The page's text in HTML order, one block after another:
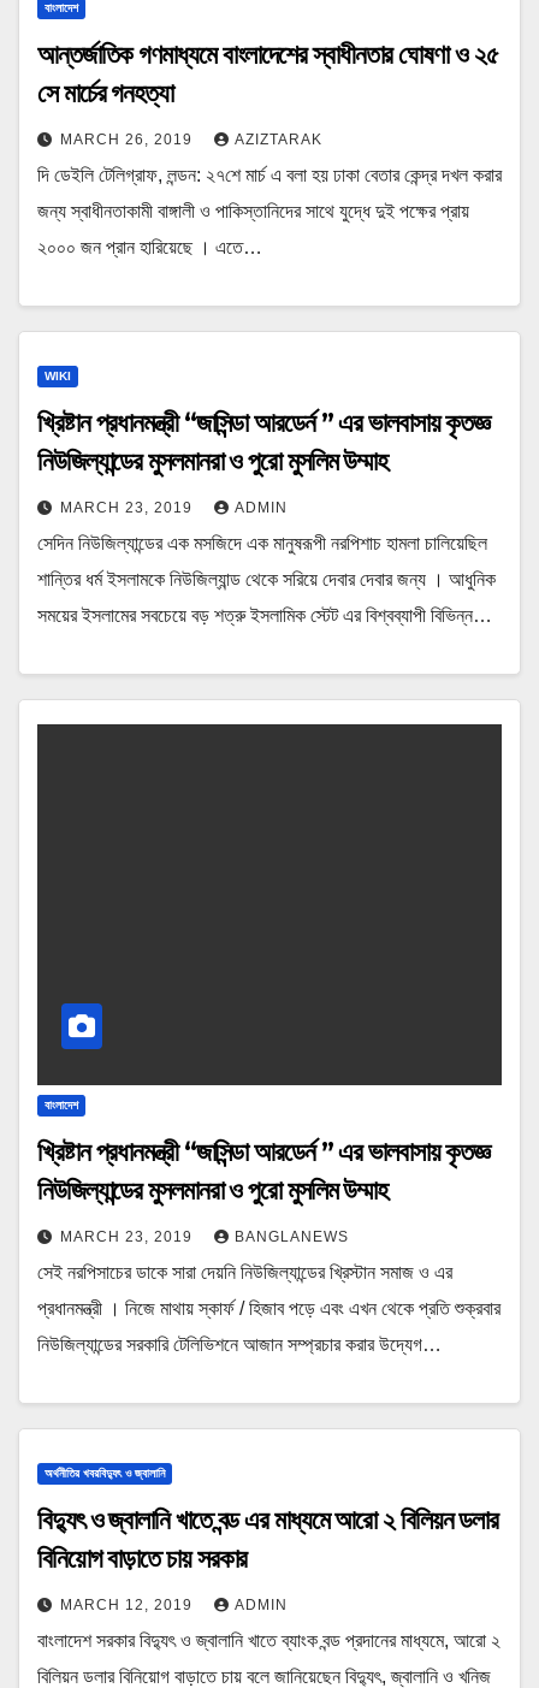
বাংলাদেশ
আন্তর্জাতিক গণমাধ্যমে বাংলাদেশের স্বাধীনতার ঘোষণা ও ২৫
সে মার্চের গনহত্যা
MARCH 26, 2019 AZIZTARAK
দি ডেইলি টেলিগ্রাফ, লন্ডন: ২৭শে মার্চ এ বলা হয় ঢাকা বেতার কেন্দ্র দখল করার
জন্য স্বাধীনতাকামী বাঙ্গালী ও পাকিস্তানিদের সাথে যুদ্ধে দুই পক্ষের প্রায়
২০০০ জন প্রান হারিয়েছে । এতে…
WIKI
খ্রিষ্টান প্রধানমন্ত্রী “জাসিন্ডা আরডের্ন ” এর ভালবাসায় কৃতজ্ঞ
নিউজিল্যান্ডের মুসলমানরা ও পুরো মুসলিম উম্মাহ
MARCH 23, 2019 ADMIN
সেদিন নিউজিল্যান্ডের এক মসজিদে এক মানুষরূপী নরপিশাচ হামলা চালিয়েছিল
শান্তির ধর্ম ইসলামকে নিউজিল্যান্ড থেকে সরিয়ে দেবার দেবার জন্য । আধুনিক
সময়ের ইসলামের সবচেয়ে বড় শত্রু ইসলামিক স্টেট এর বিশ্বব্যাপী বিভিন্ন…
বাংলাদেশ
খ্রিষ্টান প্রধানমন্ত্রী “জাসিন্ডা আরডের্ন ” এর ভালবাসায় কৃতজ্ঞ
নিউজিল্যান্ডের মুসলমানরা ও পুরো মুসলিম উম্মাহ
MARCH 23, 2019 BANGLANEWS
সেই নরপিসাচের ডাকে সারা দেয়নি নিউজিল্যান্ডের খ্রিস্টান সমাজ ও এর
প্রধানমন্ত্রী । নিজে মাথায় স্কার্ফ / হিজাব পড়ে এবং এখন থেকে প্রতি শুক্রবার
নিউজিল্যান্ডের সরকারি টেলিভিশনে আজান সম্প্রচার করার উদ্যেগ…
অর্থনীতির খবরবিদ্যুৎ ও জ্বালানি
বিদ্যুৎ ও জ্বালানি খাতে বন্ড এর মাধ্যমে আরো ২ বিলিয়ন ডলার
বিনিয়োগ বাড়াতে চায় সরকার
MARCH 12, 2019 ADMIN
বাংলাদেশ সরকার বিদ্যুৎ ও জ্বালানি খাতে ব্যাংক বন্ড প্রদানের মাধ্যমে, আরো ২
বিলিয়ন ডলার বিনিয়োগ বাড়াতে চায় বলে জানিয়েছেন বিদ্যুৎ, জ্বালানি ও খনিজ